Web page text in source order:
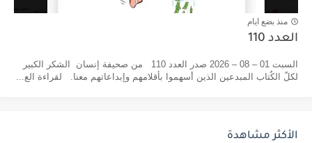
منذ بضع ايام
العدد 110
السبت 01 – 08 – 2026 صدر العدد 110 من صحيفة إنسان الشكر الكبير
لكلّ الكُتاب المبدعين الذين أسهموا بأقلامهم وإبداعاتهم معنا. لقراءة الع...
الأكثر مشاهدة